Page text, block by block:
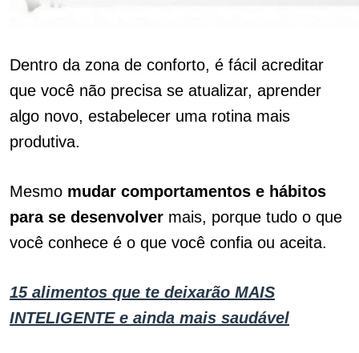
Dentro da zona de conforto, é fácil acreditar
que você não precisa se atualizar, aprender
algo novo, estabelecer uma rotina mais
produtiva.
Mesmo mudar comportamentos e hábitos
para se desenvolver mais, porque tudo o que
você conhece é o que você confia ou aceita.
15 alimentos que te deixarão MAIS
INTELIGENTE e ainda mais saudável